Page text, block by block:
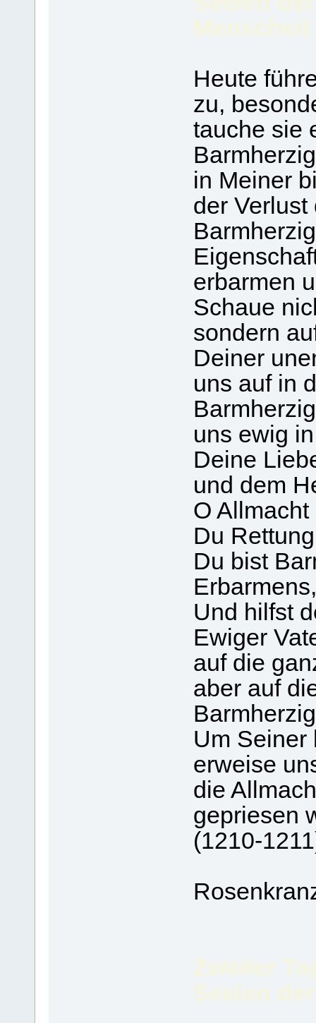
Menscheit
Heute
zu,
tauche sie
in Meiner
der
erbarmen
Schaue
sondern
Deiner
uns auf in
uns ewig
Deine
und dem
O
Du
Du bist
Erbarmens,
Und hilfst
Ewiger
auf die
aber auf
Um Seiner
erweise
die
gepriesen
(1210-
Zweiter
Seelen